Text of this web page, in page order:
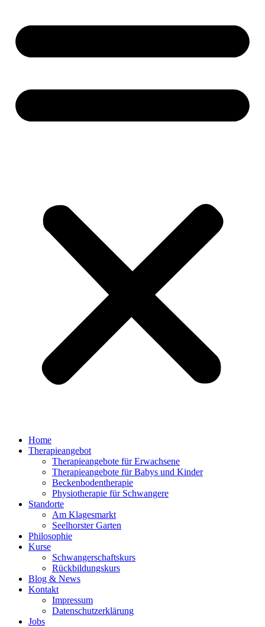
Home
Therapieangebot
Therapieangebote für Erwachsene
Therapieangebote für Babys und Kinder
Beckenbodentherapie
Physiotherapie für Schwangere
Standorte
Am Klagesmarkt
Seelhorster Garten
Philosophie
Kurse
Schwangerschaftskurs
Rückbildungskurs
Blog & News
Kontakt
Impressum
Datenschutzerklärung
Jobs